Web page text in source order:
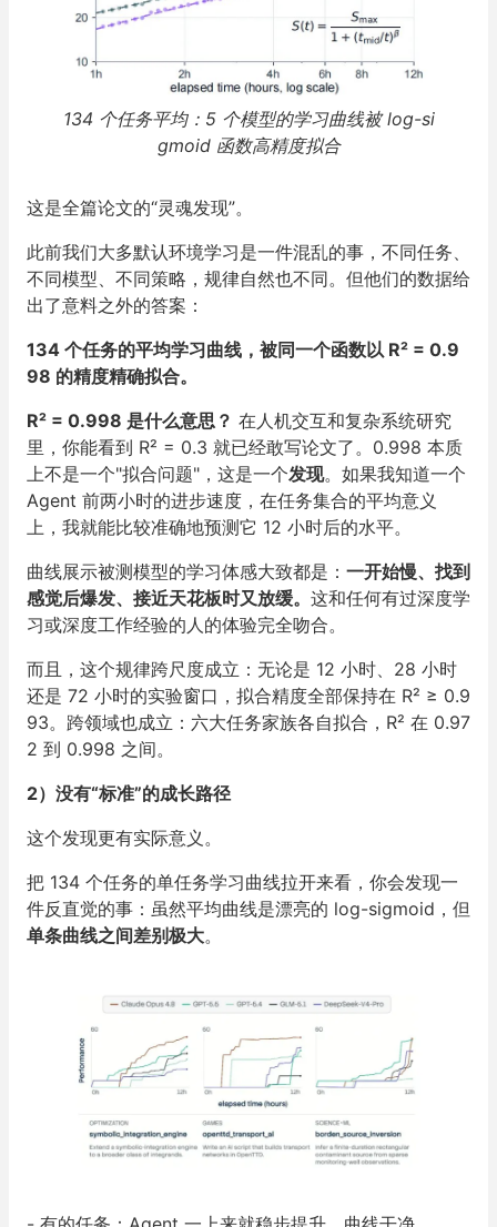
134 个任务平均：5 个模型的学习曲线被 log-si
gmoid 函数高精度拟合
这是全篇论文的“灵魂发现”。
此前我们大多默认环境学习是一件混乱的事，不同任务、
不同模型、不同策略，规律自然也不同。但他们的数据给
出了意料之外的答案：
134 个任务的平均学习曲线，被同一个函数以 R² = 0.9
98 的精度精确拟合。
R² = 0.998 是什么意思？ 在人机交互和复杂系统研究
里，你能看到 R² = 0.3 就已经敢写论文了。0.998 本质
上不是一个"拟合问题"，这是一个发现。如果我知道一个
Agent 前两小时的进步速度，在任务集合的平均意义
上，我就能比较准确地预测它 12 小时后的水平。
曲线展示被测模型的学习体感大致都是： 一开始慢、找到
感觉后爆发、接近天花板时又放缓。 这和任何有过深度学
习或深度工作经验的人的体验完全吻合。
而且，这个规律跨尺度成立：无论是 12 小时、28 小时
还是 72 小时的实验窗口，拟合精度全部保持在 R² ≥ 0.9
93。跨领域也成立：六大任务家族各自拟合，R² 在 0.97
2 到 0.998 之间。
2）没有“标准”的成长路径
这个发现更有实际意义。
把 134 个任务的单任务学习曲线拉开来看，你会发现一
件反直觉的事：虽然平均曲线是漂亮的 log-sigmoid，但
单条曲线之间差别极大。